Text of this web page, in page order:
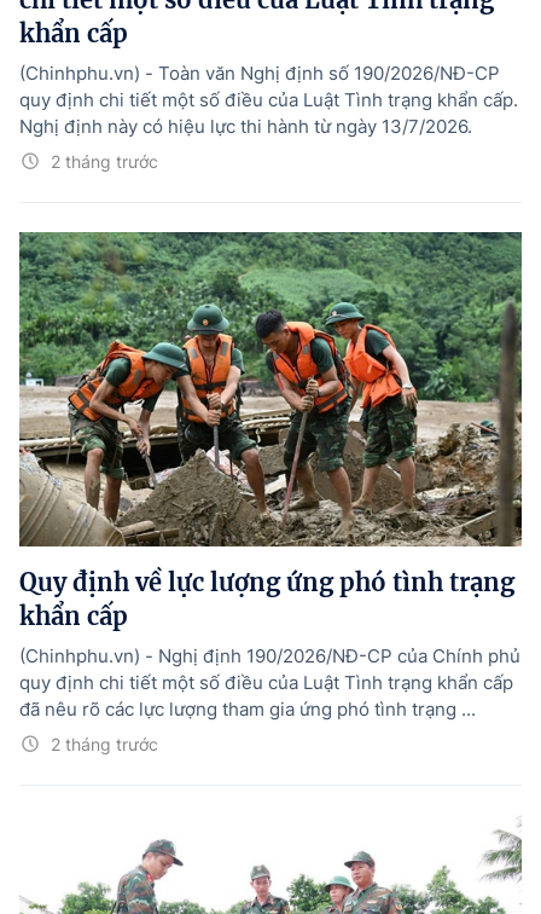
Ocop và chuỗi giá trị Nông sản
Kinh tế tư nhân
Doanh nghiệp dân tộc
Khác
Photo
© BÁO ĐIỆN TỬ CHÍNH PHỦ
Tổng Giám đốc: Nguyễn Hồng Sâm
Trụ sở: 16 Lê Hồng Phong - Ba Đình - Hà Nội.
Điện thoại: 080 43162; Fax: 080.48924;
Email: thongtinchinhphu@chinhphu.vn.
Theo dõi báo trên:
Bản quyền thuộc Báo Điện tử Chính phủ - Cổng Thông tin điện tử Chính
phủ.
Ghi rõ nguồn "Báo Điện tử Chính phủ", "Cổng Thông tin điện tử Chính phủ",
hoặc www.baochinhphu.vn, www.chinhphu.vn khi phát hành lại thông tin
từ các nguồn này.
khẩn cấp
2 tháng trước
(Chinhphu.vn) - Toàn văn Nghị định số 190/2026/NĐ-CP
quy định chi tiết một số điều của Luật Tình trạng khẩn cấp.
Nghị định này có hiệu lực thi hành từ ngày 13/7/2026.
Quy định về lực lượng ứng phó tình trạng
khẩn cấp
2 tháng trước
(Chinhphu.vn) - Nghị định 190/2026/NĐ-CP của Chính phủ
quy định chi tiết một số điều của Luật Tình trạng khẩn cấp
đã nêu rõ các lực lượng tham gia ứng phó tình trạng ...